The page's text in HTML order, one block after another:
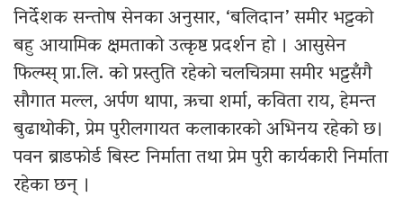
निर्देशक सन्तोष सेनका अनुसार, ‘बलिदान’ समीर भट्टको
बहु आयामिक क्षमताको उत्कृष्ट प्रदर्शन हो । आसुसेन
फिल्म्स् प्रा.लि. को प्रस्तुति रहेको चलचित्रमा समीर भट्टसँगै
सौगात मल्ल, अर्पण थापा, ऋचा शर्मा, कविता राय, हेमन्त
बुढाथोकी, प्रेम पुरीलगायत कलाकारको अभिनय रहेको छ।
पवन ब्राडफोर्ड बिस्ट निर्माता तथा प्रेम पुरी कार्यकारी निर्माता
रहेका छन् ।